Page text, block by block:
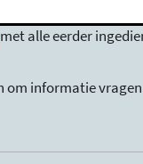
iedereen. Na
met alle eerder
informatie